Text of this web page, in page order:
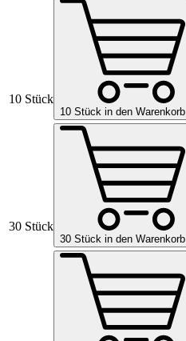
10 Stück
10 Stück in den Warenkorb
30 Stück
30 Stück in den Warenkorb